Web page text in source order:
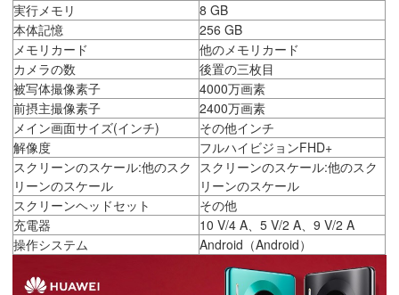
実行メモリ
8 GB
本体記憶
256 GB
メモリカード
他のメモリカード
カメラの数
後置の三枚目
被写体撮像素子
4000万画素
前摂主撮像素子
2400万画素
メイン画面サイズ(インチ)
その他インチ
解像度
フルハイビジョンFHD+
スクリーンのスケール:他のスク
リーンのスケール
スクリーンのスケール:他のスク
リーンのスケール
スクリーンヘッドセット
その他
充電器
10 V/4 A、5 V/2 A、9 V/2 A
操作システム
Android（Android）